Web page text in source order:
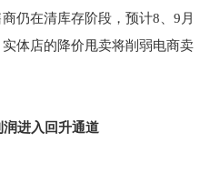
仍在清库存阶段，预计8、9月
体店的降价甩卖将削弱电商卖
润进入回升通道